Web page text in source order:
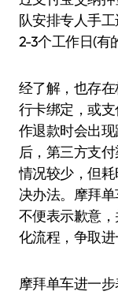
队安排专人手
2-3个工作日(有
经了解，也存
行卡绑定，或
作退款时会出
后，第三方支
情况较少，但
决办法。摩拜
不便表示歉意
化流程，争取进
摩拜单车进一